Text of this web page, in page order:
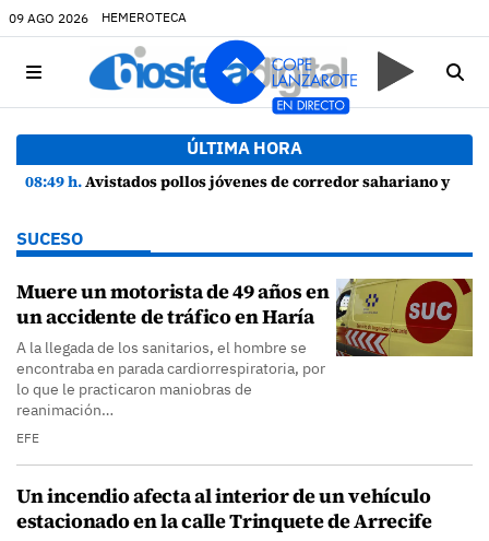
09 AGO 2026 HEMEROTECA
ÚLTIMA HORA
08:49 h.Avistados pollos jóvenes de corredor sahariano y episodios de cortejo de hubara cerca del rally de Lanzarote
SUCESO
Muere un motorista de 49 años en
un accidente de tráfico en Haría
A la llegada de los sanitarios, el hombre se
encontraba en parada cardiorrespiratoria, por
lo que le practicaron maniobras de
reanimación…
EFE
Un incendio afecta al interior de un vehículo
estacionado en la calle Trinquete de Arrecife